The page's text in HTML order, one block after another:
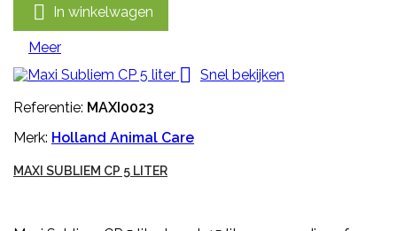
 In winkelwagen
Meer

Snel bekijken
Referentie: MAXI0023
Merk: Holland Animal Care
MAXI SUBLIEM CP 5 LITER